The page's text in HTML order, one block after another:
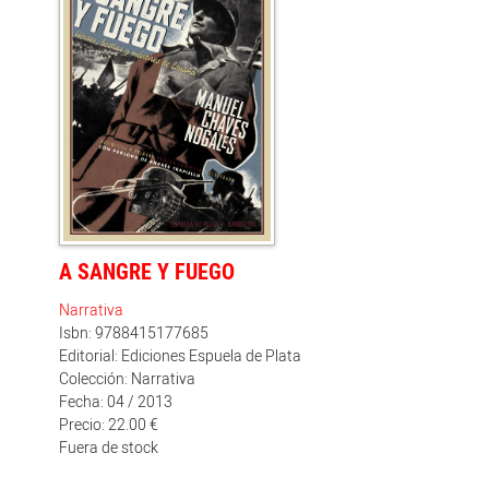
hasta 1920 -cuando Joselito muere de una cornada en
Talavera- su biografía queda inmersa en la más
apasionante rivalidad de la historia del toreo: toda
España es o gallista o belmontista. Retirado en 1936,
Juan Belmonte, cuya muerte en la arena había sido
profetizada por todos los entendidos, falleció a los 70
años, dueño de su propio destino.
A SANGRE Y FUEGO
Narrativa
Isbn: 9788415177685
Editorial: Ediciones Espuela de Plata
Colección: Narrativa
Fecha: 04 / 2013
Precio: 22.00 €
Fuera de stock